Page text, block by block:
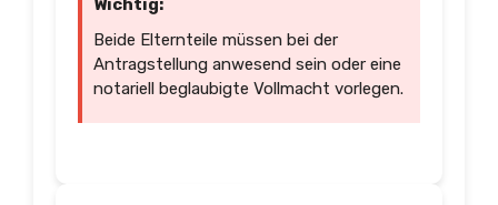
Wichtig:
Beide Elternteile müssen bei der
Antragstellung anwesend sein oder eine
notariell beglaubigte Vollmacht vorlegen.